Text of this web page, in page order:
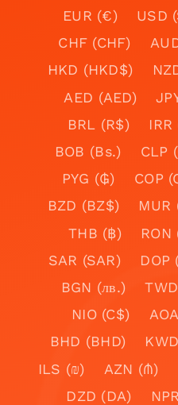
EUR (€) USD
CHF (CHF)
HKD (HKD$)
AED (AED)
BRL (R$)
BOB (Bs.)
CLP
PYG (₲)
COP
BZD (BZ$)
THB (฿)
SAR (SAR)
DOP
BGN (лв.)
NIO (C$)
BHD (BHD)
ILS (₪)
AZN (₼)
DZD (DA)